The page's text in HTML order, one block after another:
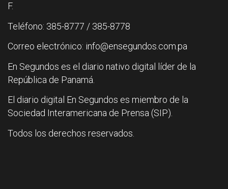
F.
Teléfono: 385-8777 / 385-8778
Correo electrónico: info@ensegundos.com.pa
En Segundos es el diario nativo digital líder de la
República de Panamá.
El diario digital En Segundos es miembro de la
Sociedad Interamericana de Prensa (SIP).
Todos los derechos reservados.